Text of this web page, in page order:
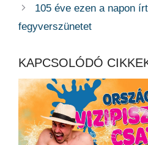
105 éve ezen a napon
fegyverszünetet
KAPCSOLÓDÓ